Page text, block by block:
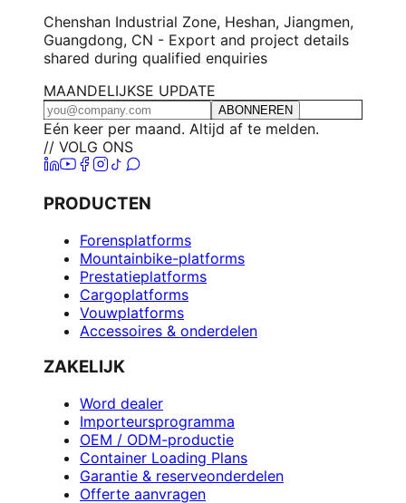
Chenshan Industrial Zone, Heshan, Jiangmen,
Guangdong, CN - Export and project details
shared during qualified enquiries
MAANDELIJKSE UPDATE
ABONNEREN
Eén keer per maand. Altijd af te melden.
// VOLG ONS
PRODUCTEN
Forensplatforms
Mountainbike-platforms
Prestatieplatforms
Cargoplatforms
Vouwplatforms
Accessoires & onderdelen
ZAKELIJK
Word dealer
Importeursprogramma
OEM / ODM-productie
Container Loading Plans
Garantie & reserveonderdelen
Offerte aanvragen